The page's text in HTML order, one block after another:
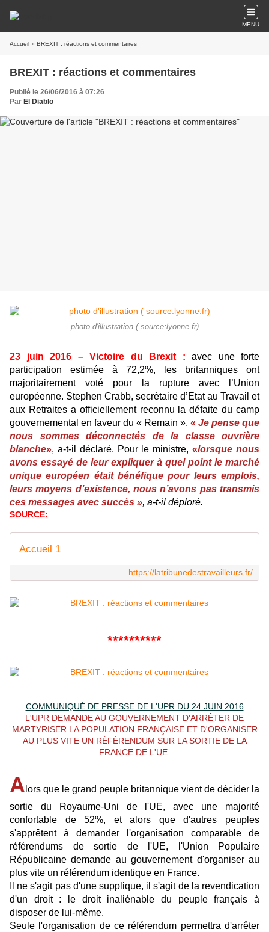
MENU
Accueil » BREXIT : réactions et commentaires
BREXIT : réactions et commentaires
Publié le 26/06/2016 à 07:26
Par El Diablo
photo d'illustration ( source:lyonne.fr)
23 juin 2016 – Victoire du Brexit : avec une forte
participation estimée à 72,2%, les britanniques ont
majoritairement voté pour la rupture avec l’Union
européenne. Stephen Crabb, secrétaire d’Etat au Travail et
aux Retraites a officiellement reconnu la défaite du camp
gouvernemental en faveur du « Remain ». « Je pense que
nous sommes déconnectés de la classe ouvrière
blanche», a-t-il déclaré. Pour le ministre,«lorsque nous
avons essayé de leur expliquer à quel point le marché
unique européen était bénéfique pour leurs emplois,
leurs moyens d’existence, nous n’avons pas transmis
ces messages avec succès », a-t-il déploré.
SOURCE:
Accueil 1
https://latribunedestravailleurs.fr/
**********
COMMUNIQUÉ DE PRESSE DE L'UPR DU 24 JUIN 2016
L'UPR DEMANDE AU GOUVERNEMENT D'ARRÊTER DE
MARTYRISER LA POPULATION FRANÇAISE ET D'ORGANISER
AU PLUS VITE UN RÉFÉRENDUM SUR LA SORTIE DE LA
FRANCE DE L'UE.
A lors que le grand peuple britannique vient de décider la
sortie du Royaume-Uni de l'UE, avec une majorité
confortable de 52%, et alors que d'autres peuples
s'apprêtent à demander l'organisation comparable de
référendums de sortie de l'UE, l'Union Populaire
Républicaine demande au gouvernement d'organiser au
plus vite un référendum identique en France.
Il ne s'agit pas d'une supplique, il s'agit de la revendication
d'un droit : le droit inaliénable du peuple français à
disposer de lui-même.
Seule l'organisation de ce référendum permettra d'arrêter